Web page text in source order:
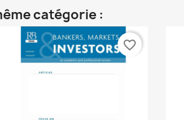
catégorie :
favorite_border